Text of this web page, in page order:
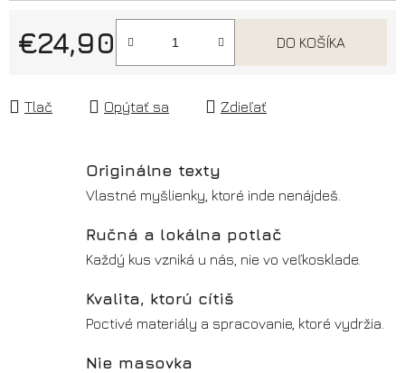
€24,90
Jednotková cena:
DO KOŠÍKA
Tlač Opýtať sa Zdieľať
Originálne texty
Vlastné myšlienky, ktoré inde nenájdeš.
Ručná a lokálna potlač
Každý kus vzniká u nás, nie vo veľkosklade.
Kvalita, ktorú cítiš
Poctivé materiály a spracovanie, ktoré vydržia.
Nie masovka